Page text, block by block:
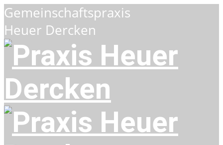
Gemeinschaftspraxis
Heuer Dercken